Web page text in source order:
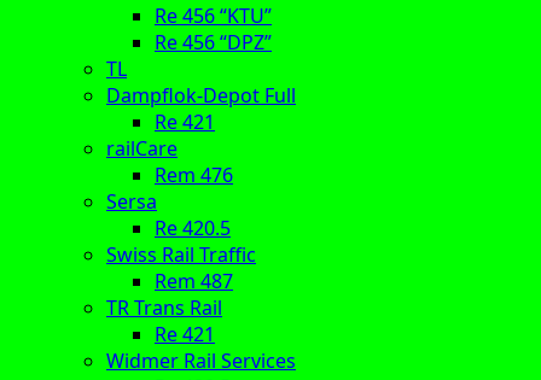
Re 456 “KTU”
Re 456 “DPZ”
TL
Dampflok-Depot Full
Re 421
railCare
Rem 476
Sersa
Re 420.5
Swiss Rail Traffic
Rem 487
TR Trans Rail
Re 421
Widmer Rail Services